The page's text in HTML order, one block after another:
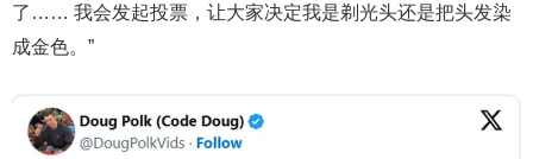
了…… 我会发起投票，让大家决定我是剃光头还是把头发染
成金色。”